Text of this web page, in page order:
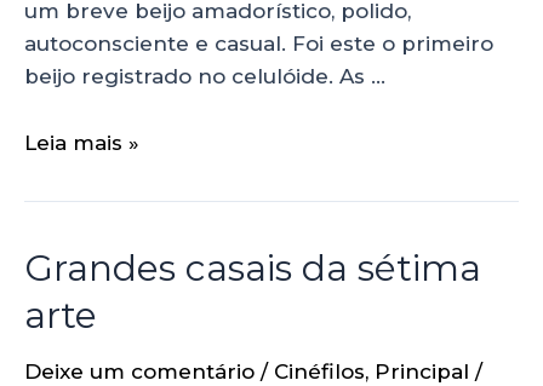
um breve beijo amadorístico, polido,
autoconsciente e casual. Foi este o primeiro
beijo registrado no celulóide. As …
Leia mais »
Grandes casais da sétima
arte
Deixe um comentário / Cinéfilos, Principal /